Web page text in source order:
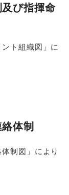
び指揮命
ト組織図」に
体制
制図」により
す